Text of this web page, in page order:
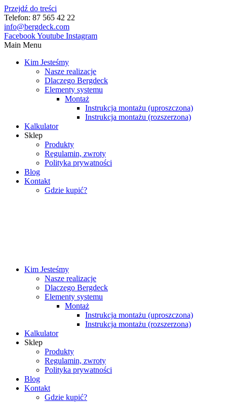
Przejdź do treści
Telefon: 87 565 42 22
info@bergdeck.com
FacebookYoutube Instagram
Main Menu
Kim Jesteśmy
Nasze realizacje
Dlaczego Bergdeck
Elementy systemu
Montaż
Instrukcja montażu (uproszczona)
Instrukcja montażu (rozszerzona)
Kalkulator
Sklep
Produkty
Regulamin, zwroty
Polityka prywatności
Blog
Kontakt
Gdzie kupić?
Kim Jesteśmy
Nasze realizacje
Dlaczego Bergdeck
Elementy systemu
Montaż
Instrukcja montażu (uproszczona)
Instrukcja montażu (rozszerzona)
Kalkulator
Sklep
Produkty
Regulamin, zwroty
Polityka prywatności
Blog
Kontakt
Gdzie kupić?